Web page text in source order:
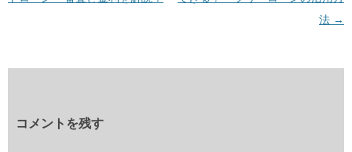
法 →
コメントを残す